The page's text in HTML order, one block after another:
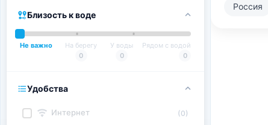
Близость к воде
Не важно
На берегу
0
У воды
0
Рядом с водой
0
Удобства
Интернет (0)
Россия